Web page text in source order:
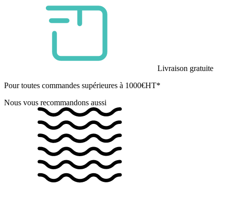
Livraison gratuite
Pour toutes commandes supérieures à 1000€HT*
Nous vous recommandons aussi